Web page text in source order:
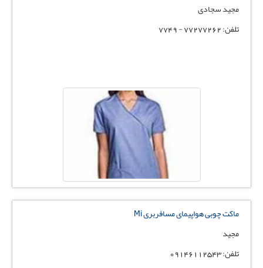
مجید سجادی
تلفن: 77277262 - 7749
ماکت چوبی هواپیمای مسافربری Mi
مجید
تلفن: 09146112543